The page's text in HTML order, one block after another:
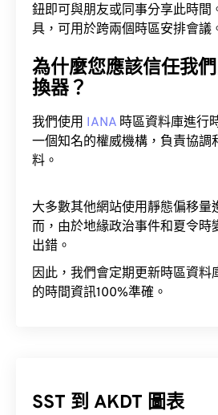
鈕即可與朋友或同事分享此時間
具，可用於跨兩個時區安排會議
為什麼您應該信任我
換器？
我們使用 IANA 時區資料庫進行
一個知名的權威機構，負責協調
料。
大多數其他網站使用靜態偏移量
而，由於地緣政治事件和夏令時
出錯。
因此，我們會定期更新時區資料
的時間資訊100%準確。
SST 到 AKDT 圖表